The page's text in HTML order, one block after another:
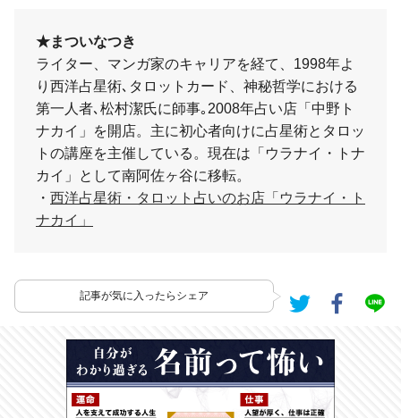
★まついなつき
ライター、マンガ家のキャリアを経て、1998年よ
り西洋占星術､タロットカード、神秘哲学における
第一人者､松村潔氏に師事｡2008年占い店「中野ト
ナカイ」を開店。主に初心者向けに占星術とタロッ
トの講座を主催している。現在は「ウラナイ・トナ
カイ」として南阿佐ヶ谷に移転。
・ 西洋占星術・タロット占いのお店「ウラナイ・ト
ナカイ」
記事が気に入ったらシェア